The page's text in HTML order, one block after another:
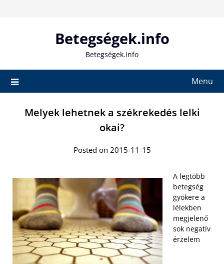
Betegségek.info
Betegségek.info
Menu
Melyek lehetnek a székrekedés lelki
okai?
Posted on 2015-11-15
A legtöbb
betegség
gyökere a
lélekben
megjelenő
sok negatív
érzelem